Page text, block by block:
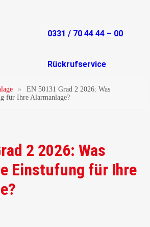
0331 / 70 44 44 – 00
Rückrufservice
»
EN 50131 Grad 2 2026: Was
für Ihre Alarmanlage?
2 2026: Was
Einstufung für Ihre